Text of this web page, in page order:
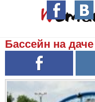
Бассейн на